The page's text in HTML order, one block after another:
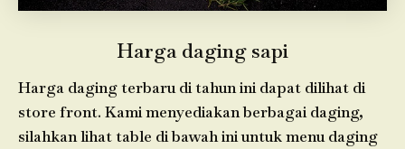
Harga daging sapi
Harga daging terbaru di tahun ini dapat dilihat di
store front. Kami menyediakan berbagai daging,
silahkan lihat table di bawah ini untuk menu daging